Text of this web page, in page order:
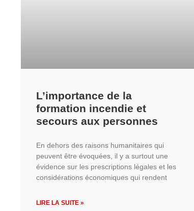
L’importance de la
formation incendie et
secours aux personnes
En dehors des raisons humanitaires qui
peuvent être évoquées, il y a surtout une
évidence sur les prescriptions légales et les
considérations économiques qui rendent
LIRE LA SUITE »